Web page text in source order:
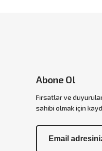
Abone Ol
Fırsatlar ve
sahibi olmak için